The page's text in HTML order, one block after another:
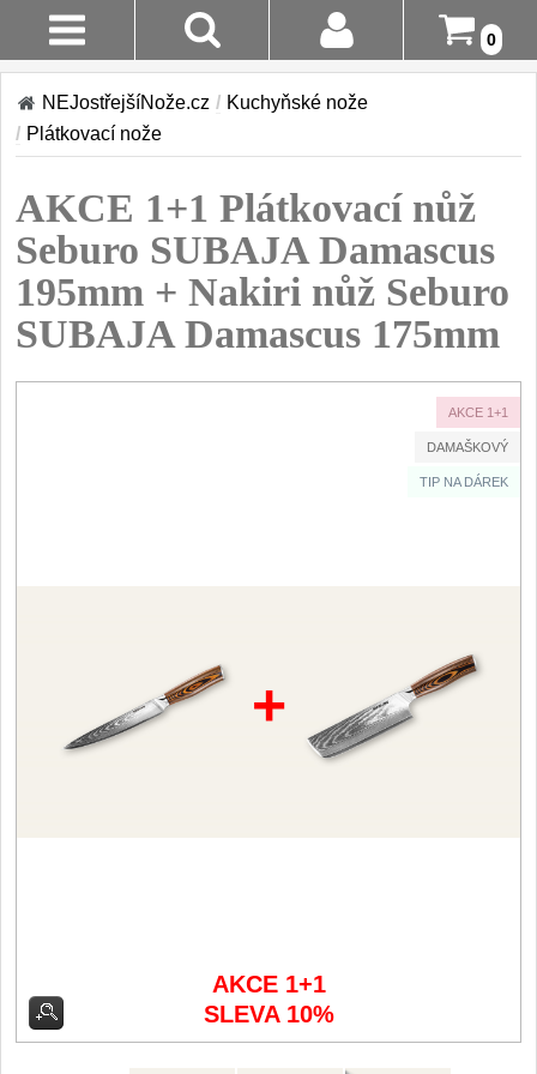
0
Stav
Objednávky
Registrace
Doručení A
Platba
Vrácení Do
Akce!
Kuchyňské nože
Sady kuchyňských nožů
Šéfkuchařské nože
Univerzální nože 50
Nože na ovoce a
Vykosťovací nože
Steakové nože
Japonské nože
NEJostřejšíNože.cz / Kuchyňské nože
/ Plátkovací nože
AKCE 1+1 Plátkovací nůž
Seburo SUBAJA Damascus
195mm + Nakiri nůž Seburo
SUBAJA Damascus 175mm
AKCE 1+1
DAMAŠKOVÝ
TIP NA DÁREK
+
AKCE 1+1
SLEVA 10%